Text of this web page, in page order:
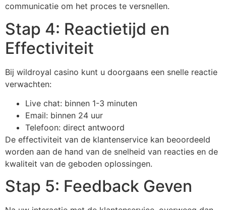
communicatie om het proces te versnellen.
Stap 4: Reactietijd en
Effectiviteit
Bij wildroyal casino kunt u doorgaans een snelle reactie
verwachten:
Live chat: binnen 1-3 minuten
Email: binnen 24 uur
Telefoon: direct antwoord
De effectiviteit van de klantenservice kan beoordeeld
worden aan de hand van de snelheid van reacties en de
kwaliteit van de geboden oplossingen.
Stap 5: Feedback Geven